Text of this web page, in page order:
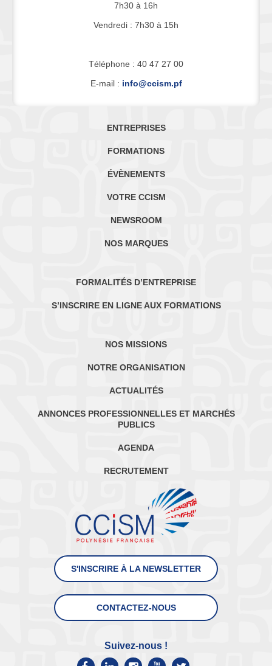
7h30 à 16h
Vendredi : 7h30 à 15h
Téléphone : 40 47 27 00
E-mail : info@ccism.pf
ENTREPRISES
FORMATIONS
ÉVÈNEMENTS
VOTRE CCISM
NEWSROOM
NOS MARQUES
FORMALITÉS D’ENTREPRISE
S’INSCRIRE EN LIGNE AUX FORMATIONS
NOS MISSIONS
NOTRE ORGANISATION
ACTUALITÉS
ANNONCES PROFESSIONNELLES ET MARCHÉS
PUBLICS
AGENDA
RECRUTEMENT
S'INSCRIRE À LA NEWSLETTER
CONTACTEZ-NOUS
Suivez-nous !